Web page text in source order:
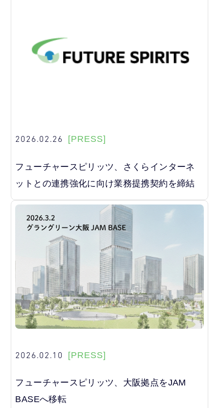
2026.02.26 [PRESS]
フューチャースピリッツ、さくらインターネ
ットとの連携強化に向け業務提携契約を締結
2026.02.10 [PRESS]
フューチャースピリッツ、大阪拠点をJAM
BASEへ移転